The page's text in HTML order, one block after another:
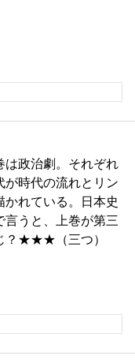
は政治劇。それぞれ
が時代の流れとリン
かれている。日本史
言うと、上巻が第三
？★★★（三つ）